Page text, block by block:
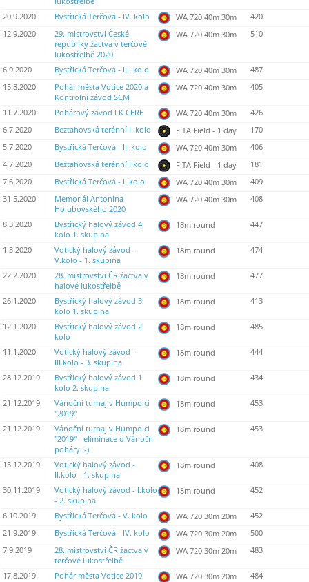
20.9.2020
Bystřická Terčová - IV. kolo WA 720 40m 30m
420
12.9.2020
29. mistrovství České
republiky žactva v terčové
lukostřelbě 2020
WA 720 40m 30m 510
6.9.2020 Bystřická Terčová - III. kolo WA 720 40m 30m
487
15.8.2020
Pohár města Votice 2020 a
Kontrolní závod SCM
WA 720 40m 30m 405
11.7.2020 Pohárový závod LK CERE WA 720 40m 30m
426
6.7.2020
Beztahovská terénní II.kolo FITA Field - 1 day
170
5.7.2020
Bystřická Terčová - II. kolo WA 720 40m 30m
406
4.7.2020
Beztahovská terénní I.kolo FITA Field - 1 day
181
7.6.2020
Bystřická Terčová - I. kolo WA 720 40m 30m
409
31.5.2020
Memoriál Antonína
Holubovského 2020
WA 720 40m 30m 408
8.3.2020
Bystřický halový závod 4.
kolo 1. skupina
18m round 447
1.3.2020
Votický halový závod -
V.kolo - 1. skupina
18m round 474
22.2.2020
28. mistrovství ČR žactva v
halové lukostřelbě
18m round 477
26.1.2020
Bystřický halový závod 3.
kolo 1. skupina
18m round 413
12.1.2020
Bystřický halový závod 2.
kolo
18m round 485
11.1.2020
Votický halový závod -
III.kolo - 3. skupina
18m round 444
28.12.2019
Bystřický halový závod 1.
kolo 2. skupina
18m round 434
21.12.2019
Vánoční turnaj v Humpolci
"2019"
18m round 453
21.12.2019
Vánoční turnaj v Humpolci
"2019" - eliminace o Vánoční
poháry :-)
18m round 453
15.12.2019
Votický halový závod -
II.kolo - 1. skupina
18m round 408
30.11.2019
Votický halový závod - I.kolo
- 2. skupina
18m round 452
6.10.2019 Bystřická Terčová - V. kolo WA 720 30m 20m
452
21.9.2019
Bystřická Terčová - IV. kolo WA 720 30m 20m
500
7.9.2019
28. mistrovství ČR žactva v
terčové lukostřelbě
WA 720 30m 20m 483
17.8.2019 Pohár města Votice 2019 WA 720 30m 20m
484